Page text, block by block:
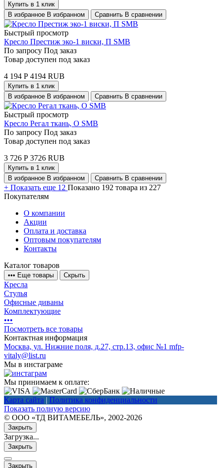
Купить в 1 клик
В избранное В избранном Сравнить В сравнении
Быстрый просмотр
Кресло Престиж эко-1 виски, П SMB
По запросу Под заказ
Товар доступен под заказ
4 194 Р 4194 RUB
Купить в 1 клик
В избранное В избранном Сравнить В сравнении
Быстрый просмотр
Кресло Регал ткань, О SMB
По запросу Под заказ
Товар доступен под заказ
3 726 Р 3726 RUB
Купить в 1 клик
В избранное В избранном Сравнить В сравнении
+ Показать еще 12 Показано 192 товара из 227
Покупателям
О компании
Акции
Оплата и доставка
Оптовым покупателям
Контакты
Каталог товаров
••• Еще товары Скрыть
Кресла
Стулья
Офисные диваны
Комплектующие
•••
Посмотреть все товары
Контактная информация
Москва, ул. Нижние поля, д.27, стр.13, офис №1 mfp-
vitaly@list.ru
Мы в инстаграме
Мы принимаем к оплате:
Карта сайта | Политика конфиденциальности
Показать полную версию
© ООО «ТД ВИТАМЕБЕЛЬ», 2002-2026
Закрыть
Загрузка...
Закрыть
Закрыть